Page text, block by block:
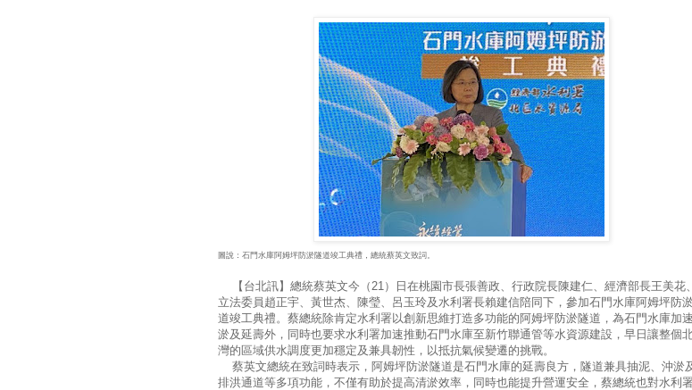
圖說：石門水庫阿姆坪防淤隧道竣工典禮，總統蔡英文致詞。
【台北訊】總統蔡英文今（21）日在桃園市長張善政、行政院長陳建仁、經濟部長王美花、
立法委員趙正宇、黃世杰、陳瑩、呂玉玲及水利署長賴建信陪同下，參加石門水庫阿姆坪防
道竣工典禮。蔡總統除肯定水利署以創新思維打造多功能的阿姆坪防淤隧道，為石門水庫加
淤及延壽外，同時也要求水利署加速推動石門水庫至新竹聯通管等水資源建設，早日讓整個
灣的區域供水調度更加穩定及兼具韌性，以抵抗氣候變遷的挑戰。
蔡英文總統在致詞時表示，阿姆坪防淤隧道是石門水庫的延壽良方，隧道兼具抽泥、沖淤
排洪通道等多項功能，不僅有助於提高清淤效率，同時也能提升營運安全，蔡總統也對水利